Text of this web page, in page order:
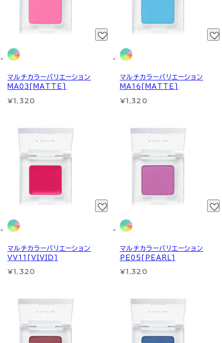
マルチカラーバリエーション
MA03[MATTE]
¥1,320
マルチカラーバリエーション
MA16[MATTE]
¥1,320
マルチカラーバリエーション
VV11[VIVID]
¥1,320
マルチカラーバリエーション
PE05[PEARL]
¥1,320